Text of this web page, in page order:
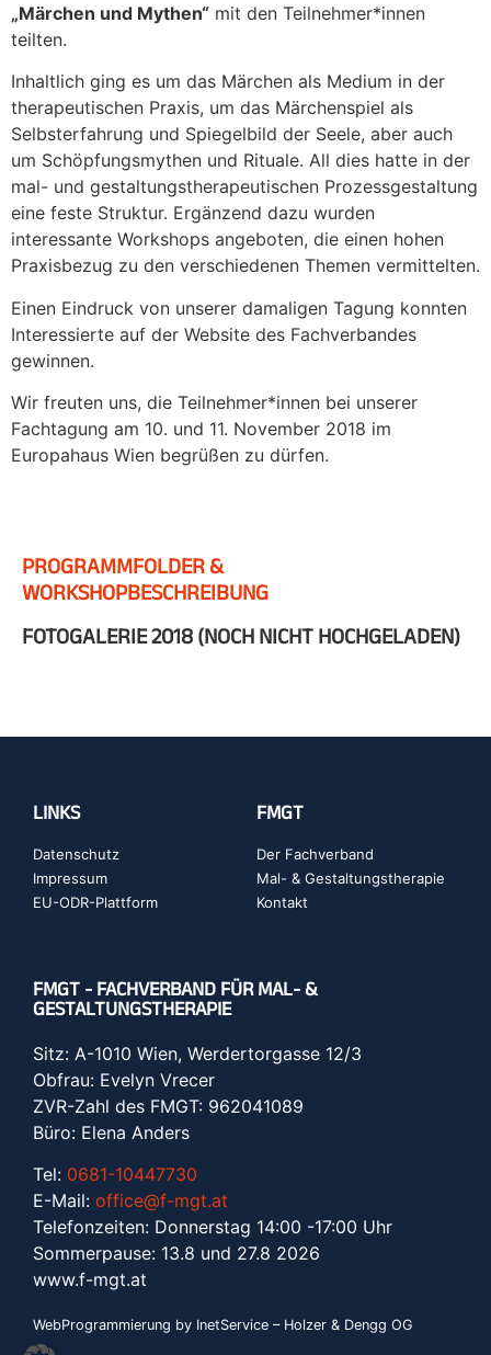
„Märchen und Mythen“ mit den Teilnehmer*innen
teilten.
Inhaltlich ging es um das Märchen als Medium in der
therapeutischen Praxis, um das Märchenspiel als
Selbsterfahrung und Spiegelbild der Seele, aber auch
um Schöpfungsmythen und Rituale. All dies hatte in der
mal- und gestaltungstherapeutischen Prozessgestaltung
eine feste Struktur. Ergänzend dazu wurden
interessante Workshops angeboten, die einen hohen
Praxisbezug zu den verschiedenen Themen vermittelten.
Einen Eindruck von unserer damaligen Tagung konnten
Interessierte auf der Website des Fachverbandes
gewinnen.
Wir freuten uns, die Teilnehmer*innen bei unserer
Fachtagung am 10. und 11. November 2018 im
Europahaus Wien begrüßen zu dürfen.
PROGRAMMFOLDER &
WORKSHOPBESCHREIBUNG
FOTOGALERIE 2018 (NOCH NICHT HOCHGELADEN)
LINKS
Datenschutz
Impressum
EU-ODR-Plattform
FMGT
Der Fachverband
Mal- & Gestaltungstherapie
Kontakt
FMGT - FACHVERBAND FÜR MAL- &
GESTALTUNGSTHERAPIE
Sitz: A-1010 Wien, Werdertorgasse 12/3
Obfrau: Evelyn Vrecer
ZVR-Zahl des FMGT: 962041089
Büro: Elena Anders
Tel: 0681-10447730
E-Mail: office@f-mgt.at
Telefonzeiten: Donnerstag 14:00 -17:00 Uhr
Sommerpause: 13.8 und 27.8 2026
www.f-mgt.at
WebProgrammierung by InetService – Holzer & Dengg OG